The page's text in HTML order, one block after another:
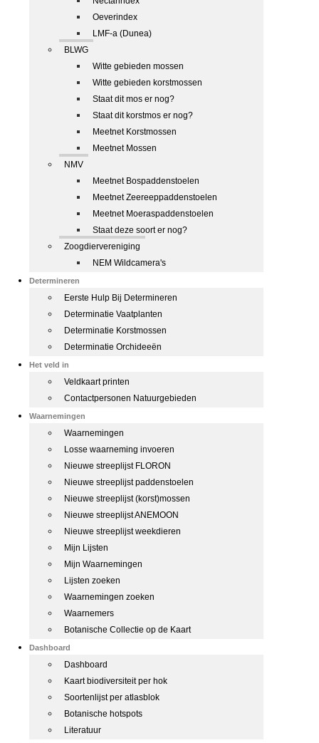
Oeverindex
LMF-a (Dunea)
BLWG
Witte gebieden mossen
Witte gebieden korstmossen
Staat dit mos er nog?
Staat dit korstmos er nog?
Meetnet Korstmossen
Meetnet Mossen
NMV
Meetnet Bospaddenstoelen
Meetnet Zeereeppaddenstoelen
Meetnet Moeraspaddenstoelen
Staat deze soort er nog?
Zoogdiervereniging
NEM Wildcamera's
Determineren
Eerste Hulp Bij Determineren
Determinatie Vaatplanten
Determinatie Korstmossen
Determinatie Orchideeën
Het veld in
Veldkaart printen
Contactpersonen Natuurgebieden
Waarnemingen
Waarnemingen
Losse waarneming invoeren
Nieuwe streeplijst FLORON
Nieuwe streeplijst paddenstoelen
Nieuwe streeplijst (korst)mossen
Nieuwe streeplijst ANEMOON
Nieuwe streeplijst weekdieren
Mijn Lijsten
Mijn Waarnemingen
Lijsten zoeken
Waarnemingen zoeken
Waarnemers
Botanische Collectie op de Kaart
Dashboard
Dashboard
Kaart biodiversiteit per hok
Soortenlijst per atlasblok
Botanische hotspots
Literatuur